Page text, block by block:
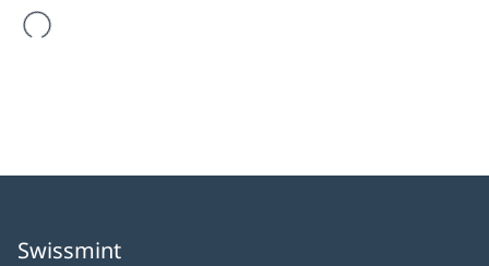
werden geladen
Swissmint